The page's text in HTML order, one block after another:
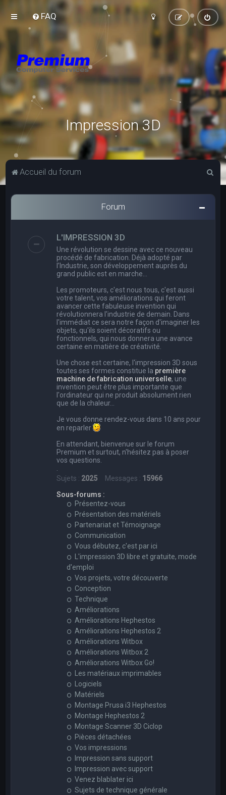
FAQ
Impression 3D
Accueil du forum
c
Forum
L'IMPRESSION 3D
Une révolution se dessine avec ce nouveau
procédé de fabrication. Déjà adopté par
l’Industrie, son développement auprès du
grand public est en marche…
Les promoteurs, c'est nous tous, c'est aussi
votre talent, vos améliorations qui feront
avancer cette fabuleuse invention qui
révolutionnera l'industrie de demain. Dans
l'immédiat ce sera notre façon d'imaginer les
objets, qu'ils soient décoratifs ou
fonctionnels, qui nous donnera une avance
certaine en matière de créativité.
Une chose est certaine, l'impression 3D sous
toutes ses formes constitue la première
machine de fabrication universelle, une
invention peut être plus importante que
l'ordinateur qui ne produit absolument rien
que de la chaleur...
Je vous donne rendez-vous dans 10 ans pour
en reparler
En attendant, bienvenue sur le forum
Premium et surtout, n'hésitez pas à poser
vos questions.
Sujets : 2025 Messages : 15966
Sous-forums :
Présentez-vous
Présentation des matériels
Partenariat et Témoignage
Communication
Vous débutez, c'est par ici
L'impression 3D libre et gratuite, mode
d'emploi
Vos projets, votre découverte
Conception
Technique
Améliorations
Améliorations Hephestos
Améliorations Hephestos 2
Améliorations Witbox
Améliorations Witbox 2
Améliorations Witbox Go!
Les matériaux imprimables
Logiciels
Matériels
Montage Prusa i3 Hephestos
Montage Hephestos 2
Montage Scanner 3D Ciclop
Pièces détachées
Vos impressions
Impression sans support
Impression avec support
Venez blablater ici
Sujets de technique générale